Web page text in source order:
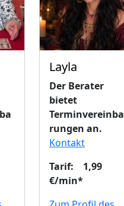
Layla
Der Berater
bietet
Terminvereinba
rungen an.
Kontakt
Tarif: 1,99
€/min*